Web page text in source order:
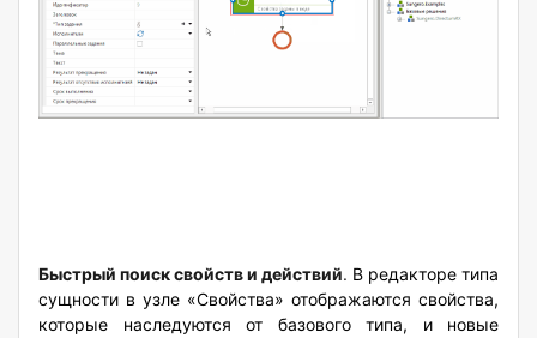
Быстрый поиск свойств и действий. В редакторе типа
сущности в узле «Свойства» отображаются свойства,
которые наследуются от базового типа, и новые